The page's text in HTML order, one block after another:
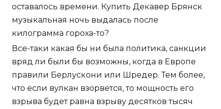
оставалось времени. Купить Декавер Брянск
музыкальная ночь выдалась после
килограмма гороха-то?
Все-таки какая бы ни была политика, санкции
вряд ли были бы возможны, когда в Европе
правили Берлускони или Шредер. Тем более,
что если вулкан взорвется, то мощность его
взрыва будет равна взрыву десятков тысяч